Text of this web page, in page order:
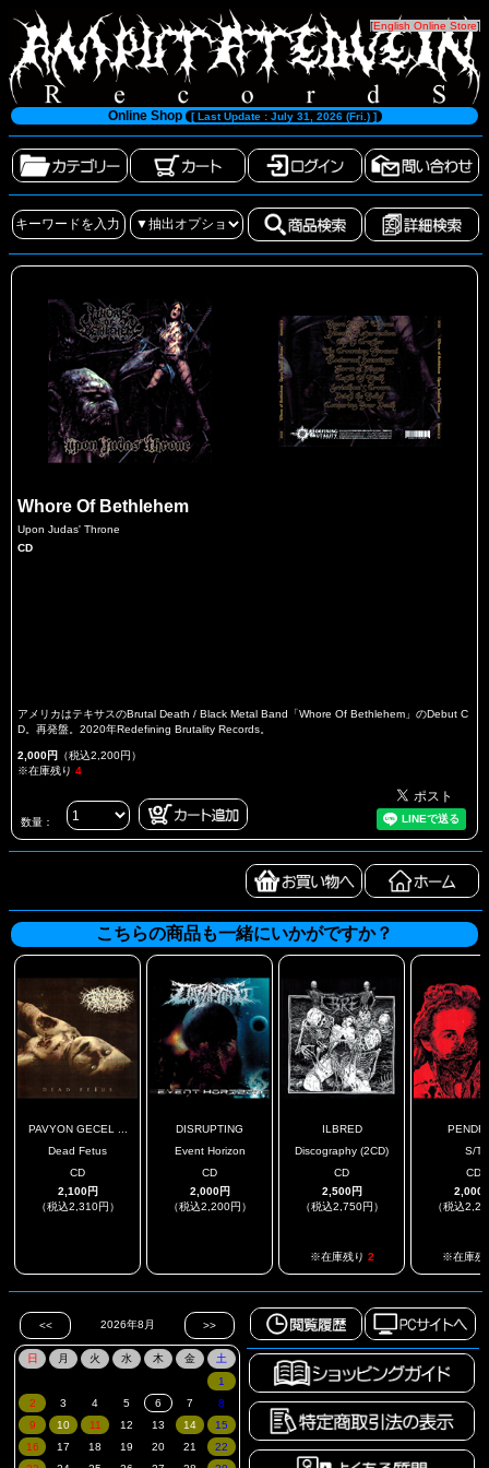
[English Online Store]
Online Shop [ Last Update : July 31, 2026 (Fri.) ]
Whore Of Bethlehem
Upon Judas' Throne
CD
アメリカはテキサスのBrutal Death / Black Metal Band「Whore Of Bethlehem」のDebut C
D。再発盤。2020年Redefining Brutality Records。
2,000円 （税込2,200円）
※在庫残り 4
数量：
こちらの商品も一緒にいかがですか？
PAVYON GECEL ...
Dead Fetus
CD
2,100円
（税込2,310円）
DISRUPTING
Event Horizon
CD
2,000円
（税込2,200円）
ILBRED
Discography (2CD)
CD
2,500円
（税込2,750円）
※在庫残り 2
S/T
CD
2,000
（税込
※在庫残